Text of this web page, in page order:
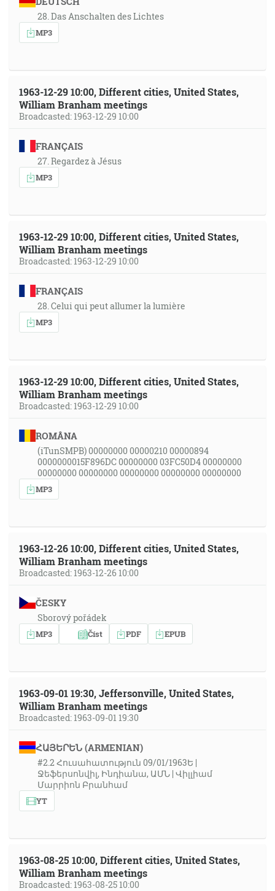
28. Das Anschalten des Lichtes
MP3
1963-12-29 10:00, Different cities, United States,
William Branham meetings
Broadcasted: 1963-12-29 10:00
FRANÇAIS
27. Regardez à Jésus
MP3
1963-12-29 10:00, Different cities, United States,
William Branham meetings
Broadcasted: 1963-12-29 10:00
FRANÇAIS
28. Celui qui peut allumer la lumière
MP3
1963-12-29 10:00, Different cities, United States,
William Branham meetings
Broadcasted: 1963-12-29 10:00
ROMÂNA
(iTunSMPB) 00000000 00000210 00000894
0000000015F896DC 00000000 03FC50D4 00000000
00000000 00000000 00000000 00000000 00000000
MP3
1963-12-26 10:00, Different cities, United States,
William Branham meetings
Broadcasted: 1963-12-26 10:00
ČESKY
Sborový pořádek
MP3 Číst PDF EPUB
1963-09-01 19:30, Jeffersonville, United States,
William Branham meetings
Broadcasted: 1963-09-01 19:30
ՀԱՅԵՐԵՆ (ARMENIAN)
#2.2 Հուսահատություն 09/01/1963Ե |
Ջեֆերսոնվիլ, Ինդիանա, ԱՄՆ | Վիլլիամ
Մարրիոն Բրանհամ
YT
1963-08-25 10:00, Different cities, United States,
William Branham meetings
Broadcasted: 1963-08-25 10:00